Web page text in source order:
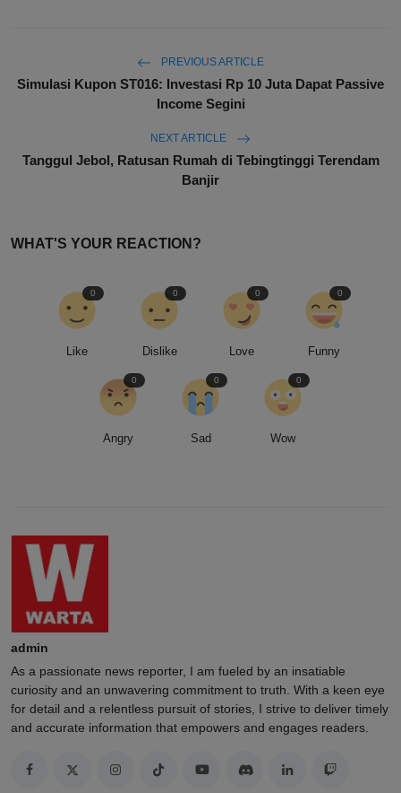
PREVIOUS ARTICLE
Simulasi Kupon ST016: Investasi Rp 10 Juta Dapat Passive
Income Segini
NEXT ARTICLE
Tanggul Jebol, Ratusan Rumah di Tebingtinggi Terendam
Banjir
WHAT'S YOUR REACTION?
Like
0
Dislike
0
Love
0
Funny
0
Angry
0
Sad
0
Wow
0
admin
As a passionate news reporter, I am fueled by an insatiable
curiosity and an unwavering commitment to truth. With a keen eye
for detail and a relentless pursuit of stories, I strive to deliver timely
and accurate information that empowers and engages readers.